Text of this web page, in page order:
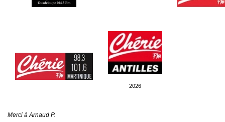
2026
Merci à Arnaud P.